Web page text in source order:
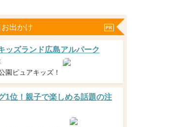
出かけ
ッズランド広島アルパーク
園ピュアキッズ！
1位！親子で楽しめる話題の注